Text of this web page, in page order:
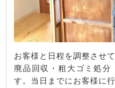
お客様と日程を調整させ
廃品回収・粗大ゴミ処分
す。当日までにお客様に